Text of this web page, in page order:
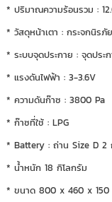
* ปริมาณความร้อนรวม :
* วัสดุหน้าเตา : กระจกนิรภั
* ระบบจุดประกาย : จุดประ
* แรงดันไฟฟ้า : 3-3.6V
* ความดันก๊าซ : 3800 Pa
* ก๊าซที่ใช้ : LPG
* Battery : ถ่าน Size D 2
* น้ำหนัก 18 กิโลกรัม
* ขนาด 800 x 460 x 150